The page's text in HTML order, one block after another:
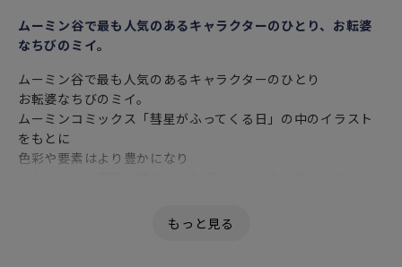
ムーミン谷で最も人気のあるキャラクターのひとり、お転婆
なちびのミイ。
ムーミン谷で最も人気のあるキャラクターのひとり
お転婆なちびのミイ。
ムーミンコミックス「彗星がふってくる日」の中のイラスト
をもとに
色彩や要素はより豊かになり
プレート 19cmは、使いやすいサイズで